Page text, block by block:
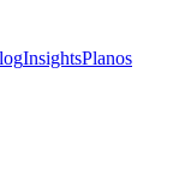
InsightsPlanos